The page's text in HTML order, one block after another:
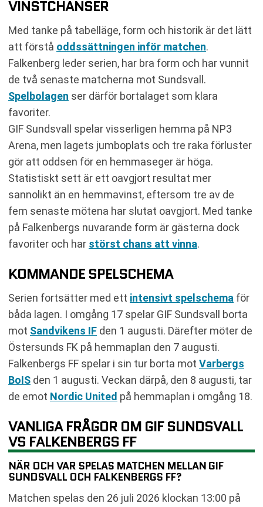
VINSTCHANSER
Med tanke på tabelläge, form och historik är det lätt
att förstå oddssättningen inför matchen.
Falkenberg leder serien, har bra form och har vunnit
de två senaste matcherna mot Sundsvall.
Spelbolagen ser därför bortalaget som klara
favoriter.
GIF Sundsvall spelar visserligen hemma på NP3
Arena, men lagets jumboplats och tre raka förluster
gör att oddsen för en hemmaseger är höga.
Statistiskt sett är ett oavgjort resultat mer
sannolikt än en hemmavinst, eftersom tre av de
fem senaste mötena har slutat oavgjort. Med tanke
på Falkenbergs nuvarande form är gästerna dock
favoriter och har störst chans att vinna.
KOMMANDE SPELSCHEMA
Serien fortsätter med ett intensivt spelschema för
båda lagen. I omgång 17 spelar GIF Sundsvall borta
mot Sandvikens IF den 1 augusti. Därefter möter de
Östersunds FK på hemmaplan den 7 augusti.
Falkenbergs FF spelar i sin tur borta mot Varbergs
BoIS den 1 augusti. Veckan därpå, den 8 augusti, tar
de emot Nordic United på hemmaplan i omgång 18.
VANLIGA FRÅGOR OM GIF SUNDSVALL
VS FALKENBERGS FF
NÄR OCH VAR SPELAS MATCHEN MELLAN GIF
SUNDSVALL OCH FALKENBERGS FF?
Matchen spelas den 26 juli 2026 klockan 13:00 på